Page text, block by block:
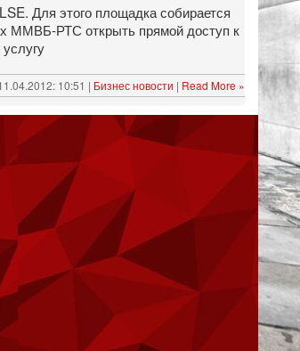
Для этого площадка собирается
ММВБ-РТС открыть прямой доступ к
10:51 | Бизнес новости | Read More »